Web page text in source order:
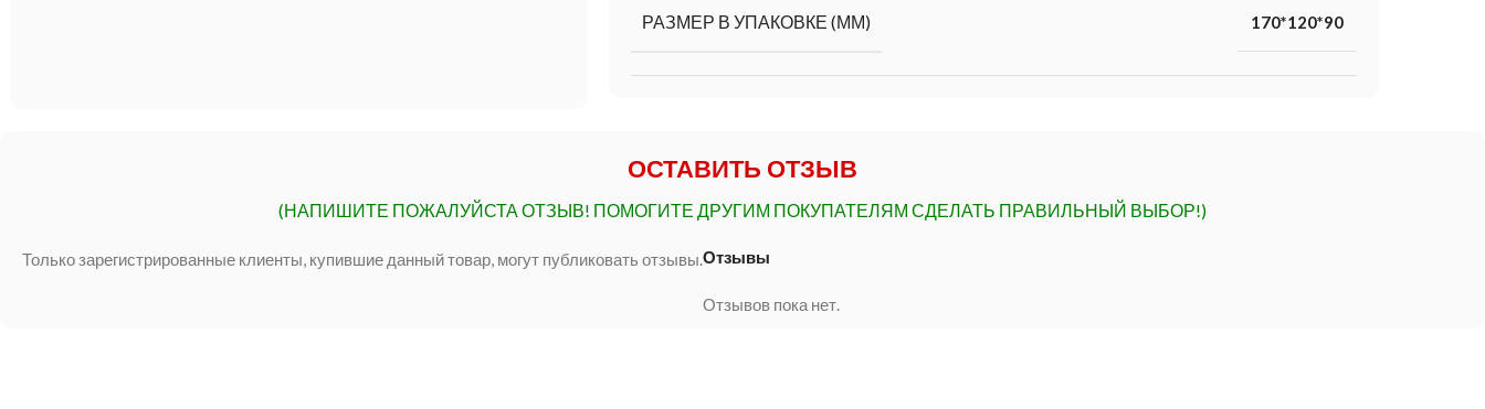
РАЗМЕР В УПАКОВКЕ (ММ) 170*120*90
ОСТАВИТЬ ОТЗЫВ
(НАПИШИТЕ ПОЖАЛУЙСТА ОТЗЫВ! ПОМОГИТЕ ДРУГИМ ПОКУПАТЕЛЯМ СДЕЛАТЬ ПРАВИЛЬНЫЙ ВЫБОР!)
Отзывы
Отзывов пока нет.
Только зарегистрированные клиенты, купившие данный товар, могут публиковать отзывы.